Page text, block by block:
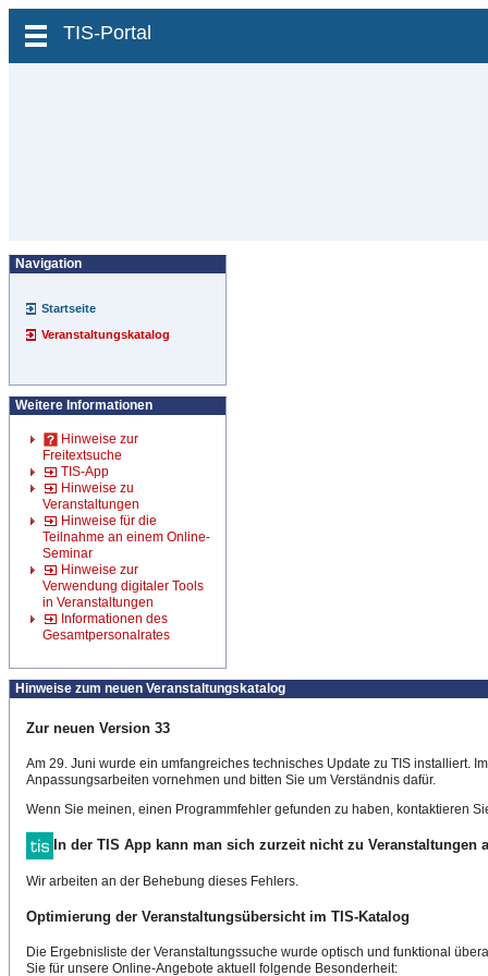
zum Inhalt wechseln
TIS-Portal
Navigation
Startseite
Veranstaltungskatalog
Weitere Informationen
Hinweise zur
Freitextsuche
TIS-App
Hinweise zu
Veranstaltungen
Hinweise für die
Teilnahme an einem Online-
Seminar
Hinweise zur
Verwendung digitaler Tools
in Veranstaltungen
Informationen des
Gesamtpersonalrates
Hinweise zum neuen Veranstaltungskatalog
Zur neuen Version 33
Am 29. Juni wurde ein umfangreiches technisches Update zu TIS installiert.
Anpassungsarbeiten vornehmen und bitten Sie um Verständnis dafür.
Wenn Sie meinen, einen Programmfehler gefunden zu haben, kontaktieren
In der TIS App kann man sich zurzeit nicht zu Veranstaltungen
Wir arbeiten an der Behebung dieses Fehlers.
Optimierung der Veranstaltungsübersicht im TIS-Katalog
Die Ergebnisliste der Veranstaltungssuche wurde optisch und funktional
Sie für unsere Online-Angebote aktuell folgende Besonderheit: